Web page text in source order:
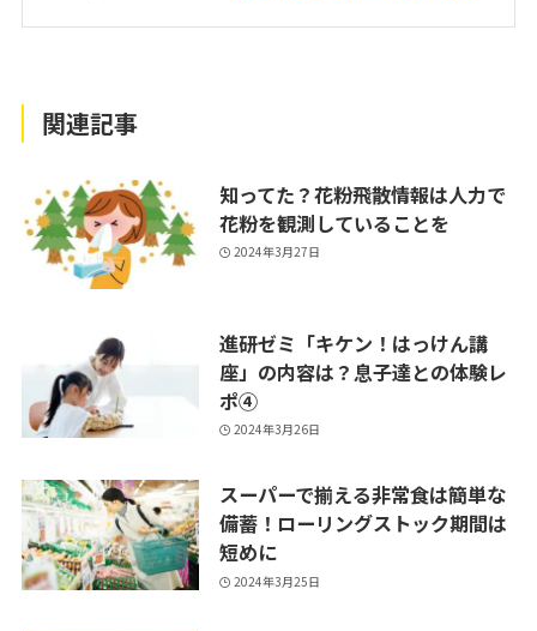
関連記事
知ってた？花粉飛散情報は人力で
花粉を観測していることを
2024年3月27日
進研ゼミ「キケン！はっけん講
座」の内容は？息子達との体験レ
ポ④
2024年3月26日
スーパーで揃える非常食は簡単な
備蓄！ローリングストック期間は
短めに
2024年3月25日